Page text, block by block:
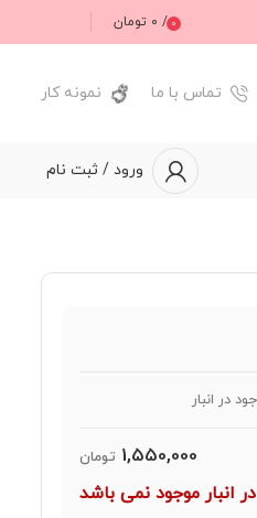
0
/
0 تومان
تماس با ما نمونه کار
ورود / ثبت نام
1,550,000 تومان
در انبار موجود نمی باشد